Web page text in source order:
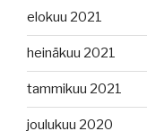
elokuu 2021
heinäkuu 2021
tammikuu 2021
joulukuu 2020